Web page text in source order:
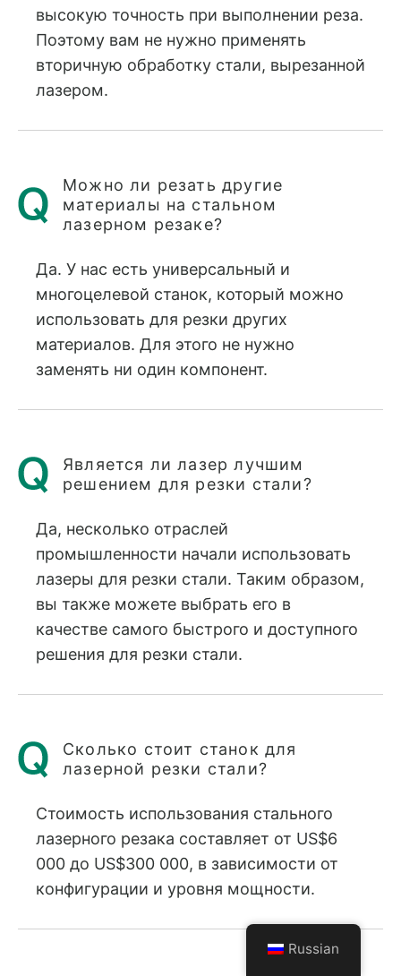
высокую точность при выполнении реза.
Поэтому вам не нужно применять
вторичную обработку стали, вырезанной
лазером.
Можно ли резать другие
материалы на стальном
лазерном резаке?
Да. У нас есть универсальный и
многоцелевой станок, который можно
использовать для резки других
материалов. Для этого не нужно
заменять ни один компонент.
Является ли лазер лучшим
решением для резки стали?
Да, несколько отраслей
промышленности начали использовать
лазеры для резки стали. Таким образом,
вы также можете выбрать его в
качестве самого быстрого и доступного
решения для резки стали.
Сколько стоит станок для
лазерной резки стали?
Стоимость использования стального
лазерного резака составляет от US$6
000 до US$300 000, в зависимости от
конфигурации и уровня мощности.
Russian